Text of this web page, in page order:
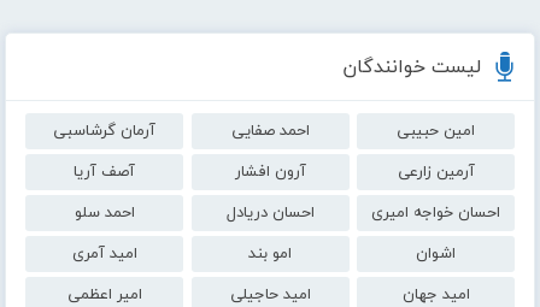
لیست خوانندگان
امین حبیبی احمد صفایی
آرمان گرشاسبی
آرمین زارعی
آرون افشار
آصف آریا
احسان خواجه امیری
احسان دریادل
احمد سلو
اشوان
امو بند
امید آمری
امید جهان
امید حاجیلی
امیر اعظمی